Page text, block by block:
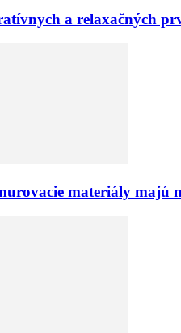
a relaxačných
materiály majú